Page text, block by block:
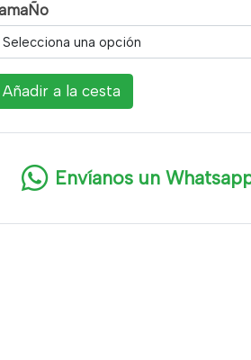
Selecciona una opción
Añadir a la cesta
Envíanos un